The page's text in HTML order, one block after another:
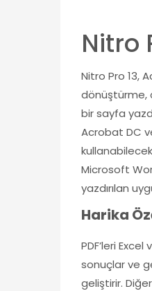
Nitro
Nitro Pro 13,
dönüştürme,
bir sayfa
Acrobat DC
Microsoft
yazdırılan
Harika
PDF’leri
sonuçlar ve
geliştirir.